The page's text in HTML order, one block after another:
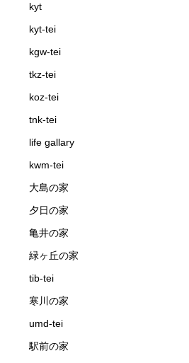
kyt
kyt-tei
kgw-tei
tkz-tei
koz-tei
tnk-tei
life gallary
kwm-tei
大島の家
夕日の家
亀井の家
緑ヶ丘の家
tib-tei
寒川の家
umd-tei
駅前の家